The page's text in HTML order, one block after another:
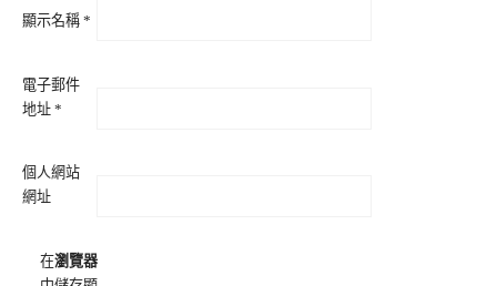
顯示名稱 *
電子郵件
地址 *
個人網站
網址
在瀏覽器